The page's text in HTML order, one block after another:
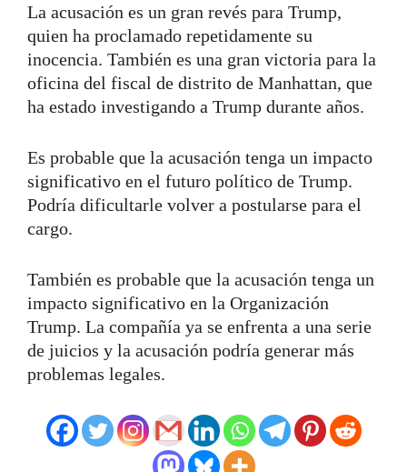
La acusación es un gran revés para Trump,
quien ha proclamado repetidamente su
inocencia. También es una gran victoria para la
oficina del fiscal de distrito de Manhattan, que
ha estado investigando a Trump durante años.
Es probable que la acusación tenga un impacto
significativo en el futuro político de Trump.
Podría dificultarle volver a postularse para el
cargo.
También es probable que la acusación tenga un
impacto significativo en la Organización
Trump. La compañía ya se enfrenta a una serie
de juicios y la acusación podría generar más
problemas legales.